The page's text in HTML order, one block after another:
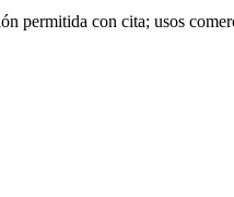
permitida con cita; usos